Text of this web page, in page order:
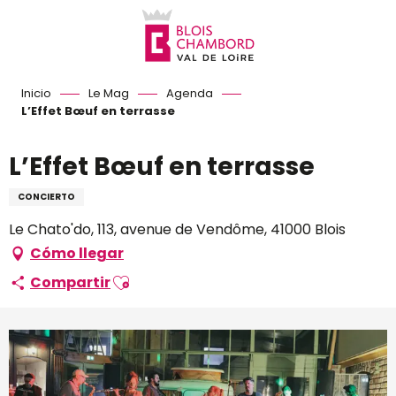
Inicio Le Mag
Agenda
L’Effet Bœuf en terrasse
L’Effet Bœuf en terrasse
CONCIERTO
Le Chato'do, 113, avenue de Vendôme, 41000 Blois
Cómo llegar
CompartirAjouter aux favoris